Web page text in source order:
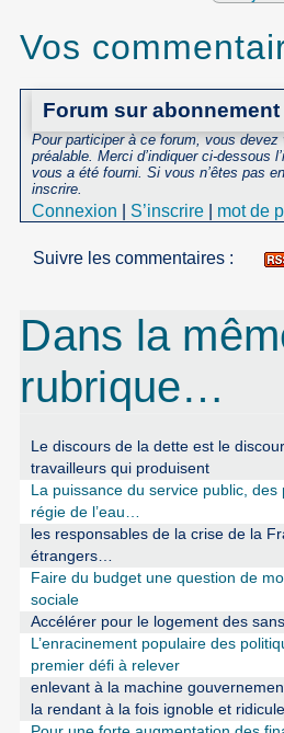
Vos
Forum sur abonnement
Pour participer à ce forum, vous devez
préalable. Merci d’indiquer ci-dessous
vous a été fourni. Si vous n’êtes pas
inscrire.
Connexion S’inscrire mot de
Suivre les commentaires :
Dans la
rubrique…
Le discours de la dette est le
travailleurs qui produisent
La puissance du service public,
régie de l’eau…
les responsables de la crise de la
étrangers…
Faire du budget une question de
sociale
Accélérer pour le logement des
L’enracinement populaire des
premier défi à relever
enlevant à la machine
la rendant à la fois ignoble et